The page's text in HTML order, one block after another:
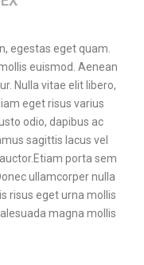
egestas eget quam.
euismod. Aenean
Nulla vitae elit libero,
eget risus varius
odio, dapibus ac
sagittis lacus vel
porta sem
ullamcorper nulla
risus eget urna mollis
magna mollis